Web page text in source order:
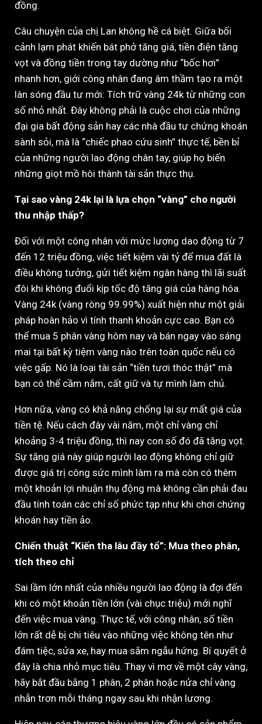
đồng.
Câu chuyện của chị Lan không hề cá biệt. Giữa bối
cảnh lạm phát khiến bát phở tăng giá, tiền điện tăng
vọt và đồng tiền trong tay dường như “bốc hơi”
nhanh hơn, giới công nhân đang âm thầm tạo ra một
làn sóng đầu tư mới: Tích trữ vàng 24k từ những con
số nhỏ nhất. Đây không phải là cuộc chơi của những
đại gia bất động sản hay các nhà đầu tư chứng khoán
sành sỏi, mà là “chiếc phao cứu sinh” thực tế, bền bỉ
của những người lao động chân tay, giúp họ biến
những giọt mồ hôi thành tài sản thực thụ.
Tại sao vàng 24k lại là lựa chọn “vàng” cho người
thu nhập thấp?
Đối với một công nhân với mức lương dao động từ 7
đến 12 triệu đồng, việc tiết kiệm vài tỷ để mua đất là
điều không tưởng, gửi tiết kiệm ngân hàng thì lãi suất
đôi khi không đuổi kịp tốc độ tăng giá của hàng hóa.
Vàng 24k (vàng ròng 99.99%) xuất hiện như một giải
pháp hoàn hảo vì tính thanh khoản cực cao. Bạn có
thể mua 5 phân vàng hôm nay và bán ngay vào sáng
mai tại bất kỳ tiệm vàng nào trên toàn quốc nếu có
việc gấp. Nó là loại tài sản “tiền tươi thóc thật” mà
bạn có thể cầm nắm, cất giữ và tự mình làm chủ.
Hơn nữa, vàng có khả năng chống lại sự mất giá của
tiền tệ. Nếu cách đây vài năm, một chỉ vàng chỉ
khoảng 3-4 triệu đồng, thì nay con số đó đã tăng vọt.
Sự tăng giá này giúp người lao động không chỉ giữ
được giá trị công sức mình làm ra mà còn có thêm
một khoản lợi nhuận thụ động mà không cần phải đau
đầu tính toán các chỉ số phức tạp như khi chơi chứng
khoán hay tiền ảo.
Chiến thuật “Kiến tha lâu đầy tổ”: Mua theo phân,
tích theo chỉ
Sai lầm lớn nhất của nhiều người lao động là đợi đến
khi có một khoản tiền lớn (vài chục triệu) mới nghĩ
đến việc mua vàng. Thực tế, với công nhân, số tiền
lớn rất dễ bị chi tiêu vào những việc không tên như
đám tiệc, sửa xe, hay mua sắm ngẫu hứng. Bí quyết ở
đây là chia nhỏ mục tiêu. Thay vì mơ về một cây vàng,
hãy bắt đầu bằng 1 phân, 2 phân hoặc nửa chỉ vàng
nhẫn trơn mỗi tháng ngay sau khi nhận lương.